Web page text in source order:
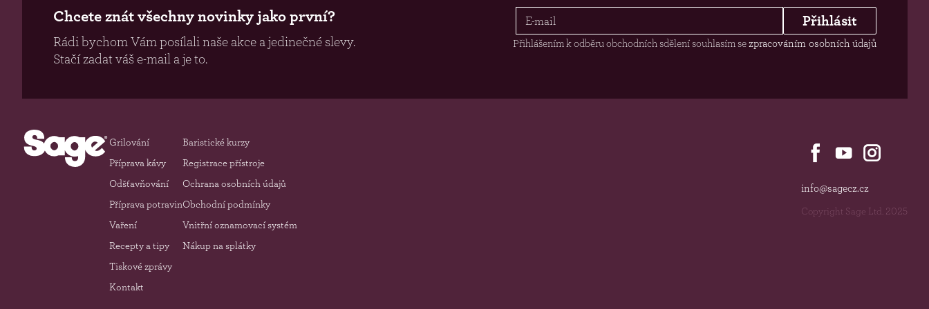
Chcete znát všechny novinky jako první?
Rádi bychom Vám posílali naše akce a jedinečné slevy.
Stačí zadat váš e-mail a je to.
Přihlásit
Přihlášením k odběru obchodních sdělení souhlasím sezpracováním osobních údajů
Grilování
Příprava kávy
Odšťavňování
Příprava potravin
Vaření
Recepty a tipy
Tiskové zprávy
Kontakt
Baristické kurzy
Registrace přístroje
Ochrana osobních údajů
Obchodní podmínky
Vnitřní oznamovací systém
Nákup na splátky
info@sagecz.cz
Copyright Sage Ltd. 2025